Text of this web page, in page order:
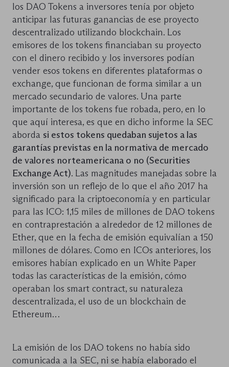
los DAO Tokens a inversores tenía por objeto
anticipar las futuras ganancias de ese proyecto
descentralizado utilizando blockchain. Los
emisores de los tokens financiaban su proyecto
con el dinero recibido y los inversores podían
vender esos tokens en diferentes plataformas o
exchange, que funcionan de forma similar a un
mercado secundario de valores. Una parte
importante de los tokens fue robada, pero, en lo
que aquí interesa, es que en dicho informe la SEC
aborda si estos tokens quedaban sujetos a las
garantías previstas en la normativa de mercado
de valores norteamericana o no (Securities
Exchange Act). Las magnitudes manejadas sobre la
inversión son un reflejo de lo que el año 2017 ha
significado para la criptoeconomía y en particular
para las ICO: 1,15 miles de millones de DAO tokens
en contraprestación a alrededor de 12 millones de
Ether, que en la fecha de emisión equivalían a 150
millones de dólares. Como en ICOs anteriores, los
emisores habían explicado en un White Paper
todas las características de la emisión, cómo
operaban los smart contract, su naturaleza
descentralizada, el uso de un blockchain de
Ethereum…
La emisión de los DAO tokens no había sido
comunicada a la SEC, ni se había elaborado el